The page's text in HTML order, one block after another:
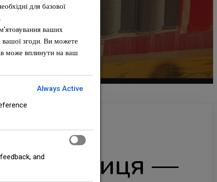
черепиця —
для базової
ваших
вашої згоди. Ви можете
може вплинути на ваш
Always Active
and